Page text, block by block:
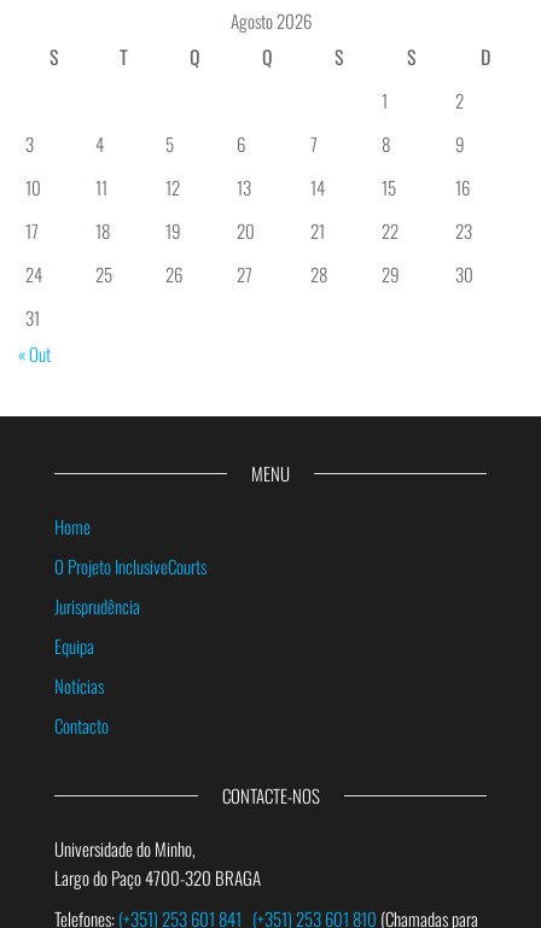
Agosto 2026
S
T Q Q S S
D
1
2
3
4 5 6 7 8
9
10
11 12 13 14 15
16
17
18 19 20 21 22
23
24
25 26 27 28 29
30
31
« Out
MENU
Home
O Projeto InclusiveCourts
Jurisprudência
Equipa
Notícias
Contacto
CONTACTE-NOS
Universidade do Minho,
Largo do Paço 4700-320 BRAGA
Telefones:(+351) 253 601 841 (+351) 253 601 810 (Chamadas para